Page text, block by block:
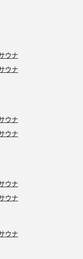
ウナ
ウナ
ウナ
ウナ
ウナ
ウナ
ウナ